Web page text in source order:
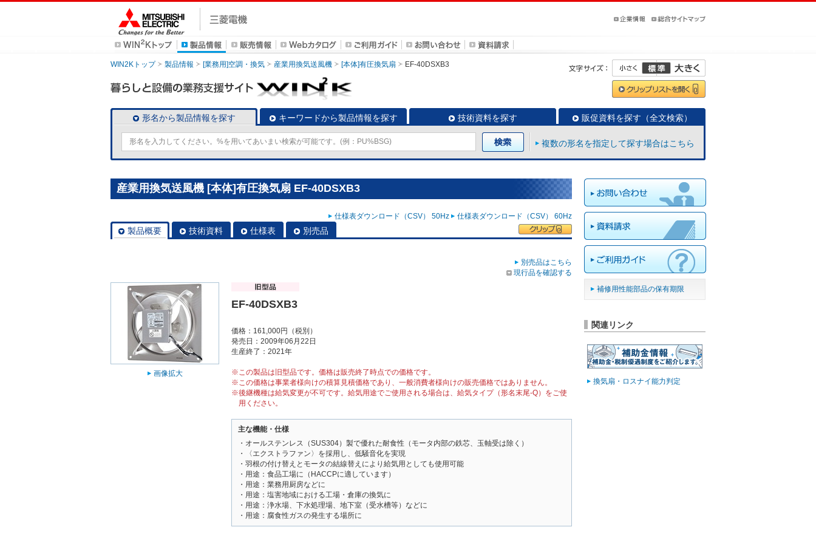
WIN2Kトップ 製品情報 [業務用]空調・換気 産業用換気送風機 [本体]有圧換気扇 EF-40DSXB3
形名から製品情報を探す キーワードから製品情報を探す 技術資料を探す 販促資料を探す（全文検索）
複数の形名を指定して探す場合はこちら
産業用換気送風機 [本体]有圧換気扇 EF-40DSXB3
仕様表ダウンロード（CSV） 50Hz 仕様表ダウンロード（CSV） 60Hz
製品概要 技術資料 仕様表 別売品
別売品はこちら
現行品を確認する
画像拡大
EF-40DSXB3
価格：161,000円（税別）
発売日：2009年06月22日
生産終了：2021年
※この製品は旧型品です。価格は販売終了時点での価格です。
※この価格は事業者様向けの積算見積価格であり、一般消費者様向けの販売価格ではありません。
※後継機種は給気変更が不可です。給気用途でご使用される場合は、給気タイプ（形名末尾-Q）をご使
用ください。
主な機能・仕様
・オールステンレス（SUS304）製で優れた耐食性（モータ内部の鉄芯、玉軸受は除く）
・〈エクストラファン〉を採用し、低騒音化を実現
・羽根の付け替えとモータの結線替えにより給気用としても使用可能
・用途：食品工場に（HACCPに適しています）
・用途：業務用厨房などに
・用途：塩害地域における工場・倉庫の換気に
・用途：浄水場、下水処理場、地下室（受水槽等）などに
・用途：腐食性ガスの発生する場所に
補修用性能部品の保有期限
関連リンク
換気扇・ロスナイ能力判定